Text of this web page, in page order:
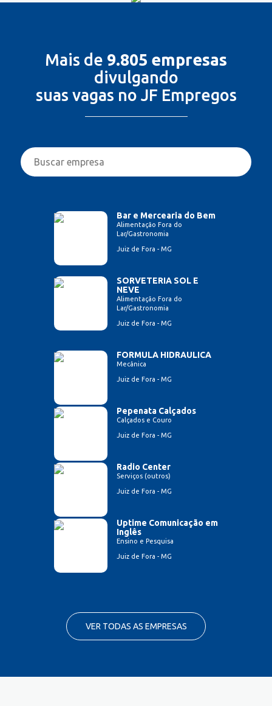
Mais de 9.805 empresas
divulgando
suas vagas no JF Empregos
Bar e Mercearia do Bem
Alimentação Fora do
Lar/Gastronomia
Juiz de Fora - MG
SORVETERIA SOL E
NEVE
Alimentação Fora do
Lar/Gastronomia
Juiz de Fora - MG
FORMULA HIDRAULICA
Mecânica
Juiz de Fora - MG
Pepenata Calçados
Calçados e Couro
Juiz de Fora - MG
Radio Center
Serviços (outros)
Juiz de Fora - MG
Uptime Comunicação em
Inglês
Ensino e Pesquisa
Juiz de Fora - MG
VER TODAS AS EMPRESAS